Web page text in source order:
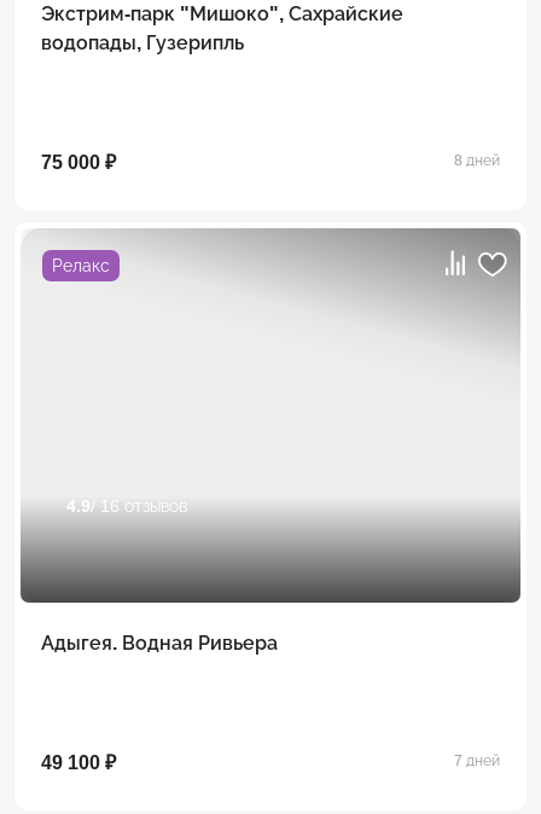
Экстрим-парк "Мишоко", Сахрайские
водопады, Гузерипль
75 000 ₽ 8 дней
Релакс
4.9 / 16 отзывов
Адыгея. Водная Ривьера
49 100 ₽ 7 дней